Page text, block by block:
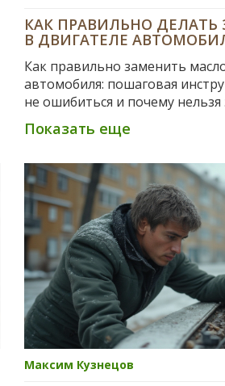
КАК ПРАВИЛЬНО
В ДВИГАТЕЛЕ
Как правильно заменить
автомобиля: пошаговая
не ошибиться и почему
фильтре. Советы для новичков
автовладельцев.
Показать еще
Максим Кузнецов